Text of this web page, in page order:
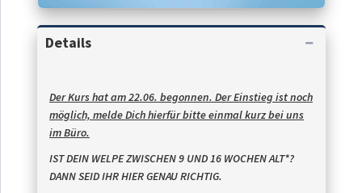
Details
Der Kurs hat am 22.06. begonnen. Der Einstieg ist noch
möglich, melde Dich hierfür bitte einmal kurz bei uns
im Büro.
IST DEIN WELPE ZWISCHEN 9 UND 16 WOCHEN ALT*?
DANN SEID IHR HIER GENAU RICHTIG.